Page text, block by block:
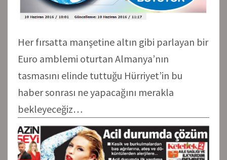
Her fırsatta manşetine altın gibi parlayan bir
Euro amblemi oturtan Almanya’nın
tasmasını elinde tuttuğu Hürriyet’in bu
haber sonrası ne yapacağını merakla
bekleyeceğiz…